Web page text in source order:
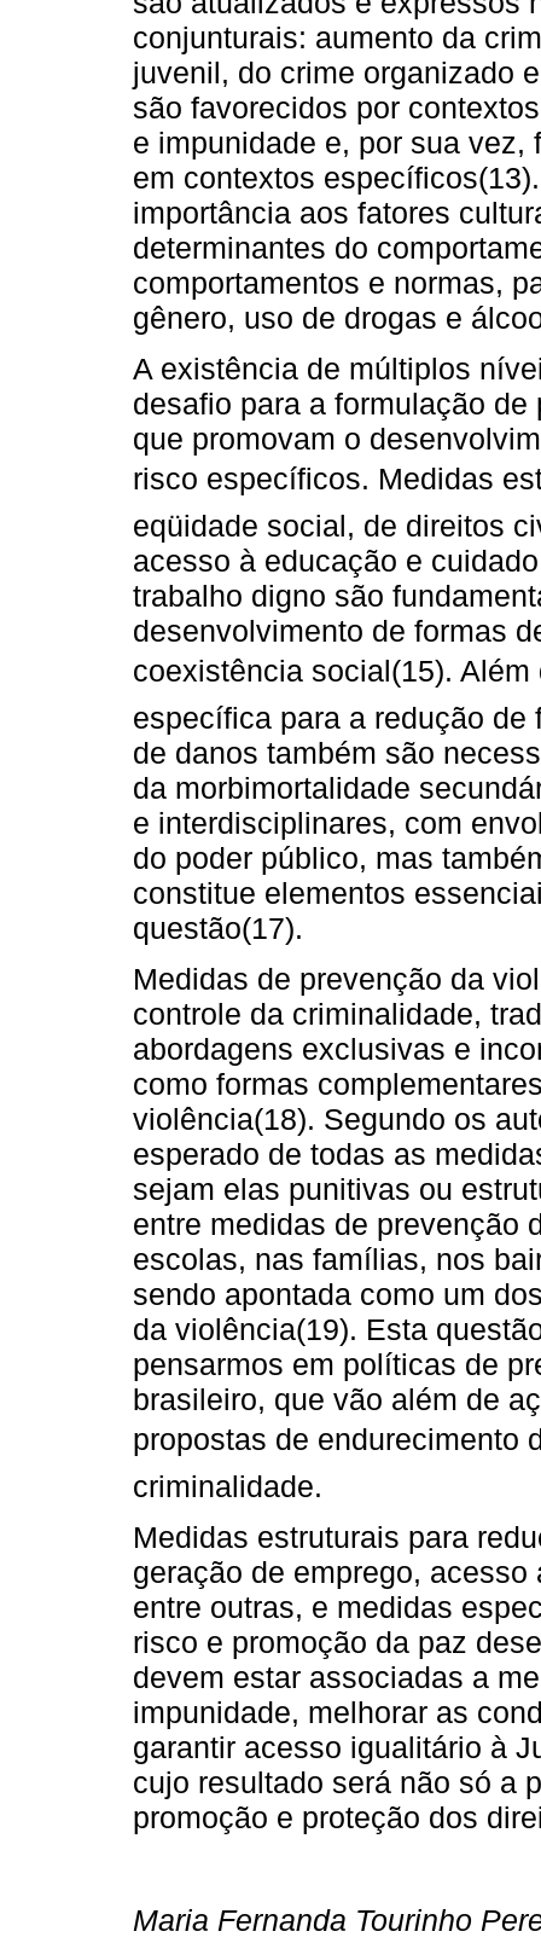
conjunturais: aumento da
juvenil, do crime organizado
são favorecidos por
e impunidade e, por sua
em contextos
importância aos fatores
determinantes do
comportamentos e normas,
gênero, uso de drogas e
A existência de múltiplos
desafio para a formulação
que promovam o
risco específicos. Medidas
eqüidade social, de direitos
acesso à educação e
trabalho digno são
desenvolvimento de formas
coexistência social(15).
específica para a redução
de danos também são
da morbimortalidade
e interdisciplinares, com
do poder público, mas
constitue elementos
questão(17).
Medidas de prevenção da
controle da criminalidade,
abordagens exclusivas e
como formas
violência(18). Segundo os
esperado de todas as
sejam elas punitivas ou
entre medidas de prevenção
escolas, nas famílias, nos
sendo apontada como um
da violência(19). Esta
pensarmos em políticas de
brasileiro, que vão além de
propostas de
criminalidade.
Medidas estruturais para
geração de emprego,
entre outras, e medidas
risco e promoção da paz
devem estar associadas a
impunidade, melhorar as
garantir acesso igualitário à
cujo resultado será não só a
promoção e proteção dos
Maria Fernanda Tourinho